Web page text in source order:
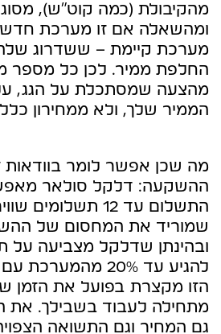
מהקיבולת (כמה קוט"ש),
ומהשאלה אם זו מערכת
מערכת קיימת – ששדרוג
החלפת ממיר. לכן כל מספר
מהצעה שמסתכלת על הגג,
הממיר שלך, ולא ממחירון
מה שכן אפשר לומר בוודאות
ההשקעה: דלקל סולאר
התשלום עד 12
שמוריד את המחסום של
ובהינתן שדלקל מצביעה על
להגיע עד 20%
הזו מקצרת בפועל את הזמן
מתחילה לעבוד בשבילך. את
גם המחיר וגם התשואה